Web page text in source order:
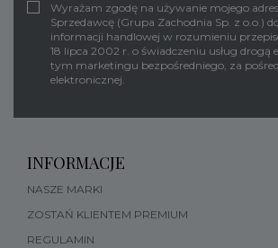
Wyrażam zgodę na używanie mojego
Sprzedawcę (Grupa Zachodnia Sp. z o.o.)
informacji handlowej w rozumieniu
18 lipca 2002 r. o świadczeniu usług drogą
tym marketingu bezpośredniego, za
elektronicznej.
INFORMACJE
NASZE MARKI
ZOSTAŃ KLIENTEM PREMIUM
REGULAMIN